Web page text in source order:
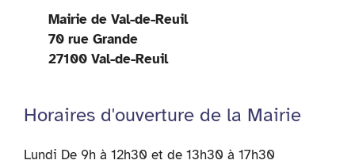
Mairie de Val-de-Reuil
70 rue Grande
27100 Val-de-Reuil
Horaires d'ouverture de la Mairie
Lundi De 9h à 12h30 et de 13h30 à 17h30